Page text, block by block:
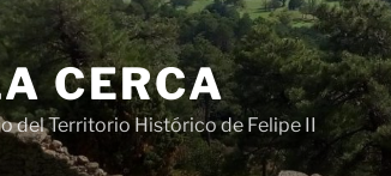
CERCA
del Territorio Histórico de Felipe II